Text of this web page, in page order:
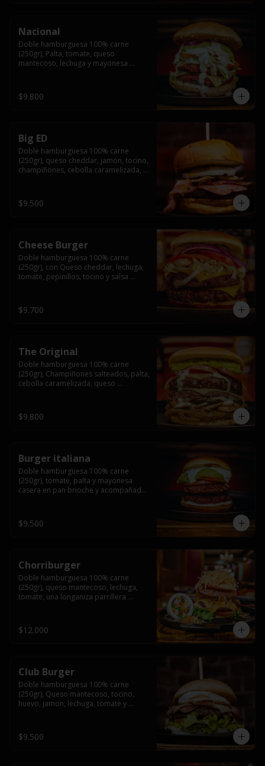
Nacional
Doble hamburguesa 100% carne
(250gr), Palta, tomate, queso
mantecoso, lechuga y mayonesa
$9.800
Big ED
Doble hamburguesa 100% carne
(250gr), queso cheddar, jamon, tocino,
champiñones, cebolla caramelizada,
$9.500
Cheese Burger
Doble hamburguesa 100% carne
(250gr), con Queso cheddar, lechuga,
tomate, pepinillos, tocino y salsa
$9.700
The Original
Doble hamburguesa 100% carne
(250gr), Champiñones salteados, palta,
cebolla caramelizada, queso
fritas.
$9.800
Burger italiana
Doble hamburguesa 100% carne
(250gr), tomate, palta y mayonesa
casera en pan brioche y acompañado
$9.500
Chorriburger
Doble hamburguesa 100% carne
(250gr), queso mantecoso, lechuga,
tomate, una longaniza parrillera
papas fritas.
$12.000
Club Burger
Doble hamburguesa 100% carne
(250gr), Queso mantecoso, tocino,
huevo, jamon, lechuga, tomate y
$9.500